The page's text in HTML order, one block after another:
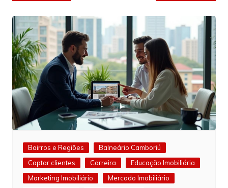
Post
Bairros e Regiões
Balneário Camboriú
Captar clientes
Carreira
Educação Imobiliária
Marketing Imobiliário
Mercado Imobiliário